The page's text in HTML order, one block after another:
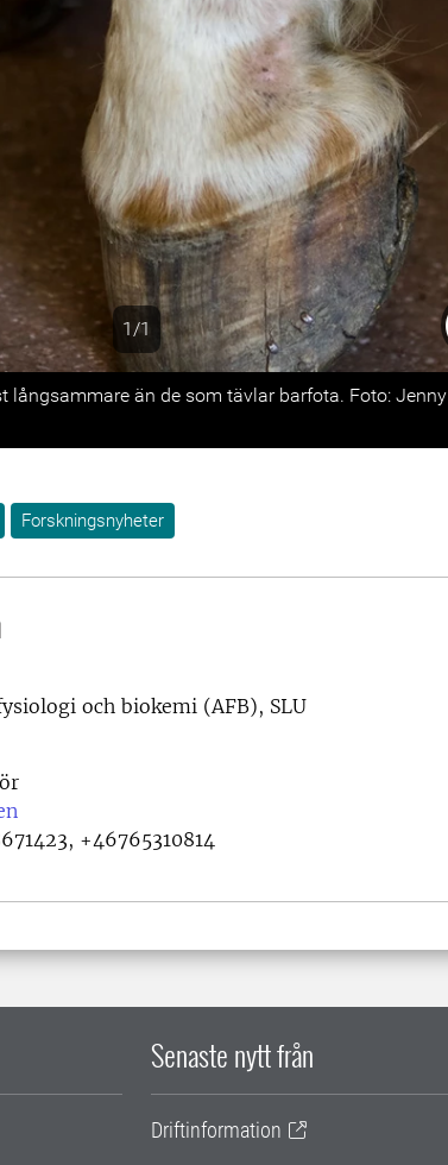
1/1
långsammare än de som tävlar barfota. Foto: Jenny
Forskningsnyheter
och biokemi (AFB), SLU
+46765310814
Senaste nytt från
Driftinformation